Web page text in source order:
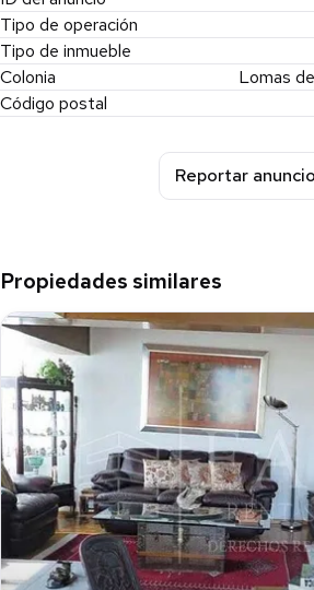
Tipo de operación
Tipo de inmueble
Colonia
Lomas
Código postal
Reportar anuncio
Propiedades similares